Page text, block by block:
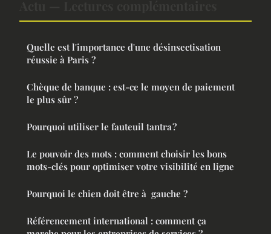
Quelle est l'importance d'une désinsectisation
réussie à Paris ?
Chèque de banque : est-ce le moyen de paiement
le plus sûr ?
Pourquoi utiliser le fauteuil tantra ?
Le pouvoir des mots : comment choisir les bons
mots-clés pour optimiser votre visibilité en ligne
Pourquoi le chien doit être à gauche ?
Référencement international : comment ça